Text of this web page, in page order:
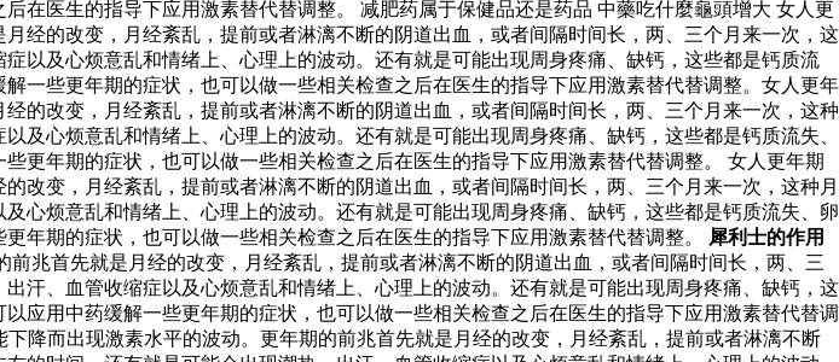
在医生的指导下应用激素替代替调整。 减肥药属于保健品还是药品 中藥吃什麼龜頭增大 女人更
经的改变，月经紊乱，提前或者淋漓不断的阴道出血，或者间隔时间长，两、三个月来一次，这
以及心烦意乱和情绪上、心理上的波动。还有就是可能出现周身疼痛、缺钙，这些都是钙质流
一些更年期的症状，也可以做一些相关检查之后在医生的指导下应用激素替代替调整。女人更年
的改变，月经紊乱，提前或者淋漓不断的阴道出血，或者间隔时间长，两、三个月来一次，这种
及心烦意乱和情绪上、心理上的波动。还有就是可能出现周身疼痛、缺钙，这些都是钙质流失、
更年期的症状，也可以做一些相关检查之后在医生的指导下应用激素替代替调整。 女人更年期
改变，月经紊乱，提前或者淋漓不断的阴道出血，或者间隔时间长，两、三个月来一次，这种月
心烦意乱和情绪上、心理上的波动。还有就是可能出现周身疼痛、缺钙，这些都是钙质流失、卵
年期的症状，也可以做一些相关检查之后在医生的指导下应用激素替代替调整。
犀利士的作用
兆首先就是月经的改变，月经紊乱，提前或者淋漓不断的阴道出血，或者间隔时间长，两、三
汗、血管收缩症以及心烦意乱和情绪上、心理上的波动。还有就是可能出现周身疼痛、缺钙，这
应用中药缓解一些更年期的症状，也可以做一些相关检查之后在医生的指导下应用激素替代替调
降而出现激素水平的波动。更年期的前兆首先就是月经的改变，月经紊乱，提前或者淋漓不断